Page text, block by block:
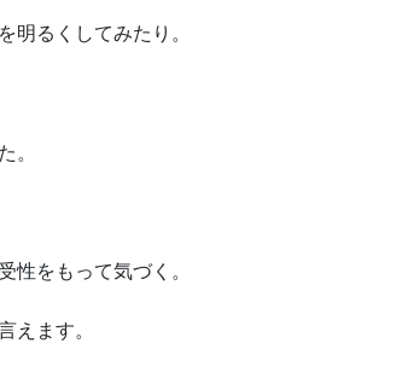
明るくしてみたり。
。
性をもって気づく。
えます。